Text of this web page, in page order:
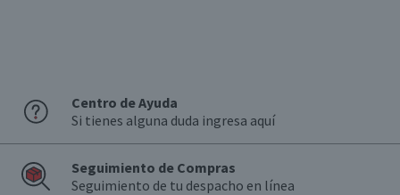
Centro de Ayuda
Si tienes alguna duda ingresa aquí
Seguimiento de Compras
Seguimiento de tu despacho en línea